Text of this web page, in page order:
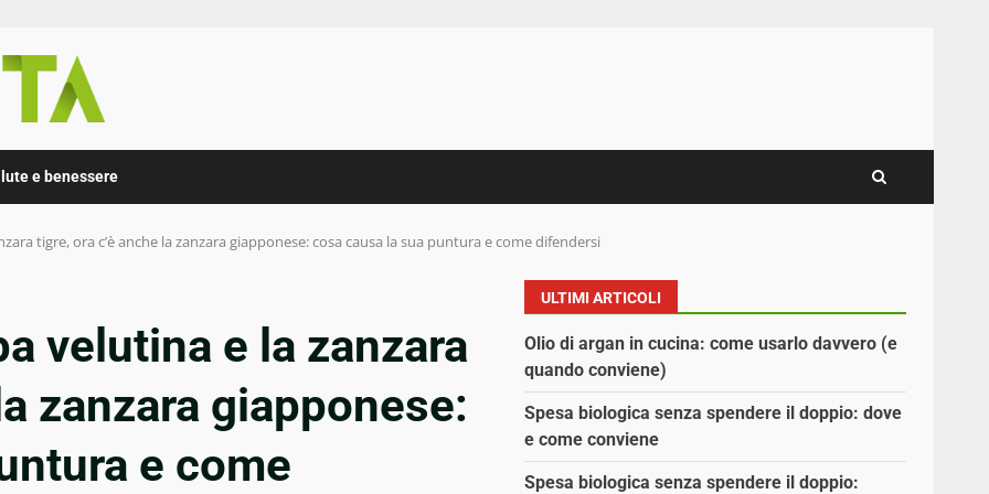
e benessere
tigre, ora c’è anche la zanzara giapponese: cosa causa la sua puntura e come difendersi
velutina e la zanzara
zanzara giapponese:
e come
ULTIMI ARTICOLI
Olio di argan in cucina: come usarlo davvero (e
quando conviene)
Spesa biologica senza spendere il doppio: dove
e come conviene
Spesa biologica senza spendere il doppio: